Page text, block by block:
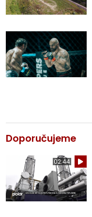
Doporučujeme
02:44